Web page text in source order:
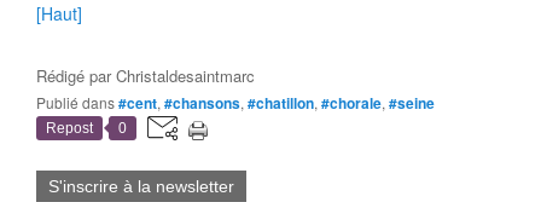
[Haut]
Rédigé parChristaldesaintmarc
Publié dans#cent, #chansons, #chatillon, #chorale, #seine
Repost 0
S'inscrire à la newsletter